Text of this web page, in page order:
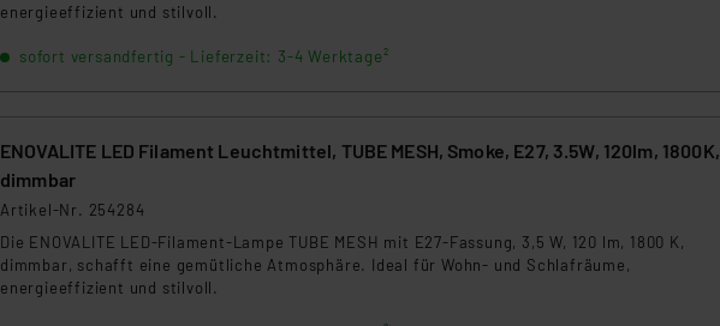
energieeffizient und stilvoll.
sofort versandfertig - Lieferzeit: 3-4 Werktage²
ENOVALITE LED Filament Leuchtmittel, TUBE MESH, Smoke, E27, 3.5W, 120lm, 1800K,
dimmbar
Artikel-Nr. 254284
Die ENOVALITE LED-Filament-Lampe TUBE MESH mit E27-Fassung, 3,5 W, 120 lm, 1800 K,
dimmbar, schafft eine gemütliche Atmosphäre. Ideal für Wohn- und Schlafräume,
energieeffizient und stilvoll.